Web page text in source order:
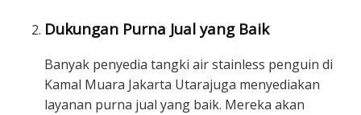
Dukungan Purna Jual yang Baik
Banyak penyedia tangki air stainless penguin di
Kamal Muara Jakarta Utarajuga menyediakan
layanan purna jual yang baik. Mereka akan